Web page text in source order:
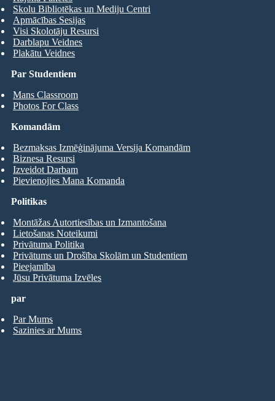
Par Studentiem
Mans Classroom
Photos For Class
Skolu Bibliotēkas un Mediju Centri
Apmācības Sesijas
Visi Skolotāju Resursi
Darblapu Veidnes
Plakātu Veidnes
Komandām
Bezmaksas Izmēģinājuma Versija Komandām
Biznesa Resursi
Izveidot Darbam
Pievienojies Mana Komanda
par
Par Mums
Sazinies ar Mums
Politikas
Montāžas Autortiesības un Izmantošana
Lietošanas Noteikumi
Privātuma Politika
Privātums un Drošība Skolām un Studentiem
Pieejamība
Jūsu Privātuma Izvēles